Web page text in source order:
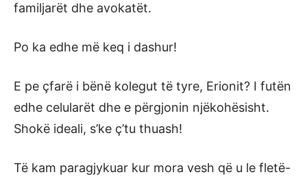
familjarët dhe avokatët.
Po ka edhe më keq i dashur!
E pe çfarë i bënë kolegut të tyre, Erionit? I futën
edhe celularët dhe e përgjonin njëkohësisht.
Shokë ideali, s’ke ç’tu thuash!
Të kam paragjykuar kur mora vesh që u le fletë-